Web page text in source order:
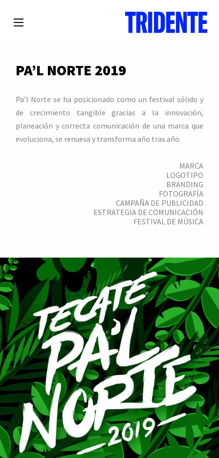
PA’L NORTE 2019
Pa’l Norte se ha posicionado como un festival sólido y
de crecimiento tangible gracias a la innovación,
planeación y correcta comunicación de una marca que
evoluciona, se renueva y transforma año tras año.
MARCA
LOGOTIPO
BRANDING
FOTOGRAFÍA
CAMPAÑA DE PUBLICIDAD
ESTRATEGIA DE COMUNICACIÓN
FESTIVAL DE MÚSICA